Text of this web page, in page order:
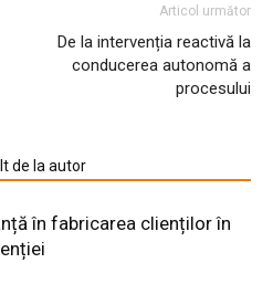
Articol următor
De la intervenția reactivă la
conducerea autonomă a
procesului
de la autor
în fabricarea clienților în